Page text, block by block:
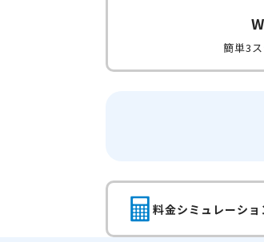
簡単3
料金シミュレーショ